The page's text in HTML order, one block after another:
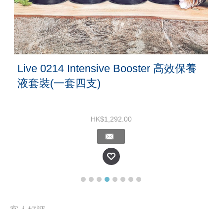
Live 0214 Intensive Booster 高效保養
液套裝(一套四支)
HK$1,292.00